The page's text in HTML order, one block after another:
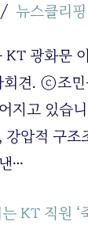
뉴스클리핑
광화문
회견. ⓒ조민
지고 있습
강압적 구조
…
KT 직원 ‘